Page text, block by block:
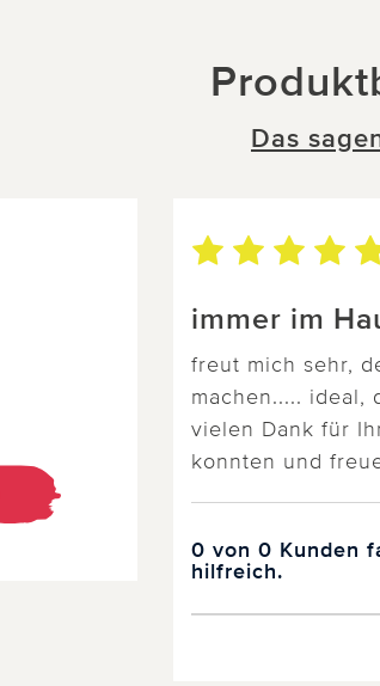
Das
immer im
freut mich sehr,
machen..... ideal,
vielen Dank für
konnten und
0 von 0 Kunden
hilfreich.